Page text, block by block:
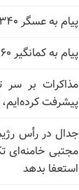
پیام به عسگر ۱۳۴۰ مشهد
پیام به کمانگیر ۱۶۰ از لرستان
مذاکرات بر سر
پیشرفت
جدال در رأس
مجتبی خامنه‌ای
استعفا بدهد